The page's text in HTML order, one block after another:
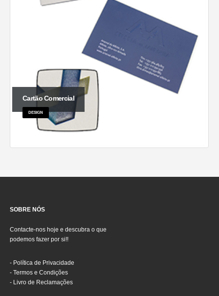
Cartão Comercial
DESIGN
SOBRE NÓS
Contacte-nos hoje e descubra o que
podemos fazer por si!!
- Política de Privacidade
- Termos e Condições
-
Livro de Reclamações